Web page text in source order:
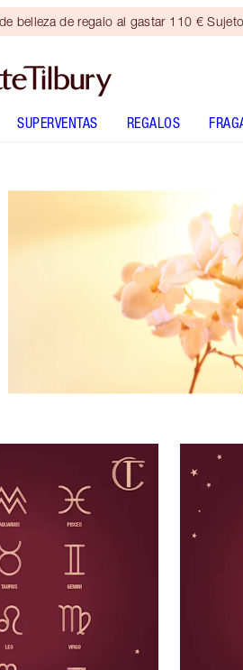
belleza de regalo al gastar 110 €
SUPERVENTAS REGALOS